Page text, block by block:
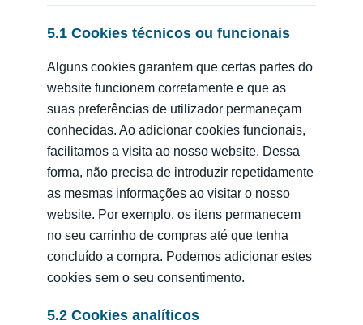
5.1 Cookies técnicos ou funcionais
Alguns cookies garantem que certas partes do
website funcionem corretamente e que as
suas preferências de utilizador permaneçam
conhecidas. Ao adicionar cookies funcionais,
facilitamos a visita ao nosso website. Dessa
forma, não precisa de introduzir repetidamente
as mesmas informações ao visitar o nosso
website. Por exemplo, os itens permanecem
no seu carrinho de compras até que tenha
concluído a compra. Podemos adicionar estes
cookies sem o seu consentimento.
5.2 Cookies analíticos